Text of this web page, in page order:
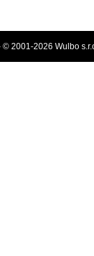
© 2001-2026 Wulbo